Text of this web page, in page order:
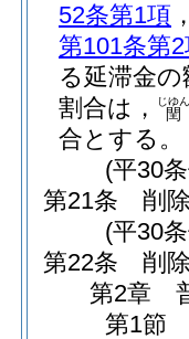
52条第1項
第101条第
る延滞金
割合は，
閏
じゆん
合とする。
(平30
第21条
削
(平30
第22条
削
第2章
第1節